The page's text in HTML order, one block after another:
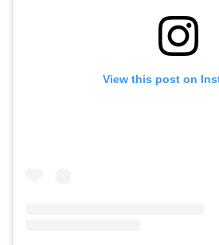
View this post on